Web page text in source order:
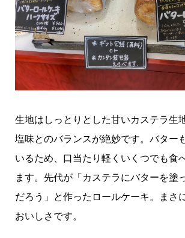
生地はしっとりとした甘いカステラ生
塩味とのバランスが絶妙です。バター
いるため、口当たり軽くいくつでも食
ます。先代が「カステラにバターを塗
だろう」と作ったロールケーキ。まさ
おいしさです。